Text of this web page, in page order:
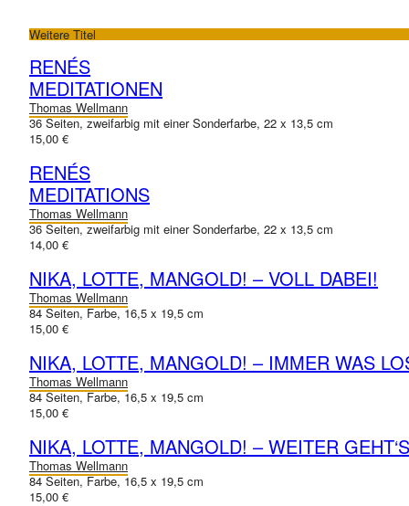
Weitere Titel
RENÉS
MEDITATIONEN
Thomas Wellmann
36 Seiten, zweifarbig mit einer Sonderfarbe, 22 x 13,5 cm
15,00 €
RENÉS
MEDITATIONS
Thomas Wellmann
36 Seiten, zweifarbig mit einer Sonderfarbe, 22 x 13,5 cm
14,00 €
NIKA, LOTTE, MANGOLD! – VOLL DABEI!
Thomas Wellmann
84 Seiten, Farbe, 16,5 x 19,5 cm
15,00 €
NIKA, LOTTE, MANGOLD! – IMMER WAS
Thomas Wellmann
84 Seiten, Farbe, 16,5 x 19,5 cm
15,00 €
NIKA, LOTTE, MANGOLD! – WEITER GEHT‘S
Thomas Wellmann
84 Seiten, Farbe, 16,5 x 19,5 cm
15,00 €